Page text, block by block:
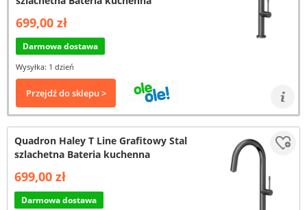
699,00 zł
Darmowa dostawa
Wysyłka: 1 dzień
Przejdź do sklepu >
Quadron Haley T Line Grafitowy Stal
szlachetna Bateria kuchenna
699,00 zł
Darmowa dostawa